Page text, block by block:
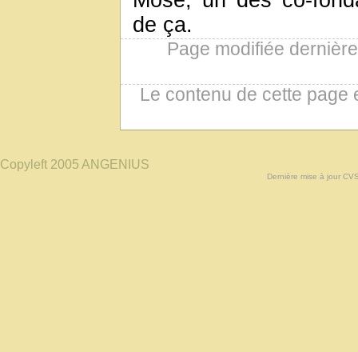
de ça.
Page modifiée
Le contenu de cette
Copyleft 2005 ANGENIUS
Dernière mise à jour